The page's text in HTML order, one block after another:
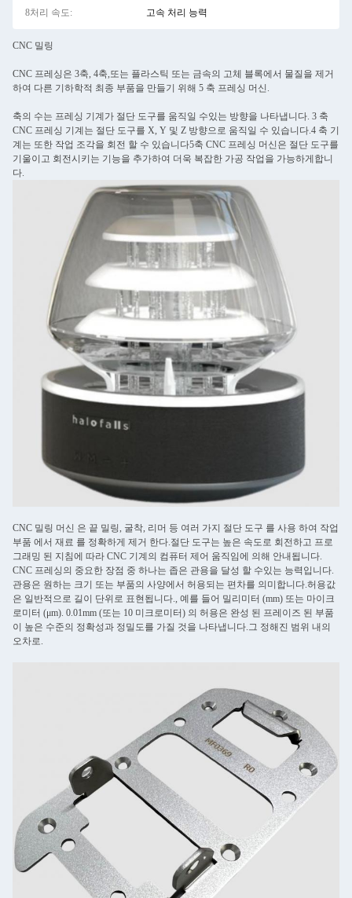
8처리 속도: 고속 처리 능력
CNC 밀링
CNC 프레싱은 3축, 4축,또는 플라스틱 또는 금속의 고체 블록에서 물질을 제거
하여 다른 기하학적 최종 부품을 만들기 위해 5 축 프레싱 머신.
축의 수는 프레싱 기계가 절단 도구를 움직일 수있는 방향을 나타냅니다. 3 축
CNC 프레싱 기계는 절단 도구를 X, Y 및 Z 방향으로 움직일 수 있습니다.4 축 기
계는 또한 작업 조각을 회전 할 수 있습니다5축 CNC 프레싱 머신은 절단 도구를
기울이고 회전시키는 기능을 추가하여 더욱 복잡한 가공 작업을 가능하게합니
다.
CNC 밀링 머신 은 끝 밀링, 굴착, 리머 등 여러 가지 절단 도구 를 사용 하여 작업
부품 에서 재료 를 정확하게 제거 한다.절단 도구는 높은 속도로 회전하고 프로
그래밍 된 지침에 따라 CNC 기계의 컴퓨터 제어 움직임에 의해 안내됩니다.
CNC 프레싱의 중요한 장점 중 하나는 좁은 관용을 달성 할 수있는 능력입니다.
관용은 원하는 크기 또는 부품의 사양에서 허용되는 편차를 의미합니다.허용값
은 일반적으로 길이 단위로 표현됩니다., 예를 들어 밀리미터 (mm) 또는 마이크
로미터 (μm). 0.01mm (또는 10 미크로미터) 의 허용은 완성 된 프레이즈 된 부품
이 높은 수준의 정확성과 정밀도를 가질 것을 나타냅니다.그 정해진 범위 내의
오차로.